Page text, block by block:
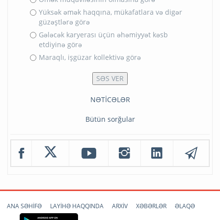
Yüksək əmək haqqına, mükafatlara və digər
güzəştlərə görə
Gələcək karyerası üçün əhəmiyyət kəsb
etdiyinə görə
Maraqlı, işgüzar kollektivə görə
NƏTİCƏLƏR
Bütün sorğular
ANA SƏHİFƏ LAYİHƏ HAQQINDA ARXİV XƏBƏRLƏR ƏLAQƏ